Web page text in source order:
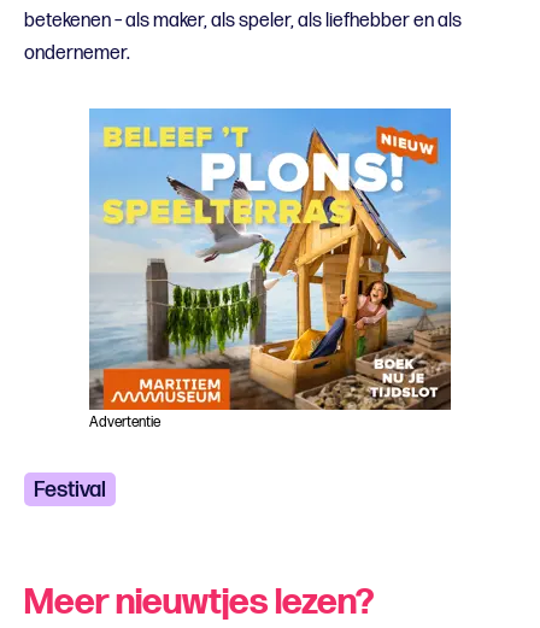
betekenen – als maker, als speler, als liefhebber en als
ondernemer.
Advertentie
Festival
Meer nieuwtjes lezen?